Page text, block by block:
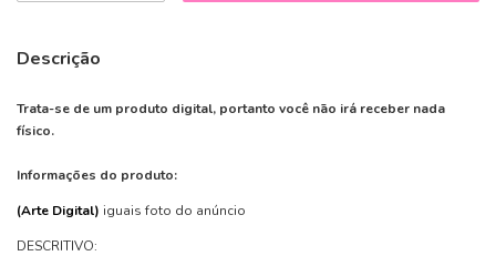
Descrição
Trata-se de um produto digital, portanto você não irá receber nada
físico.
Informações do produto:
(Arte Digital) iguais foto do anúncio
DESCRITIVO: